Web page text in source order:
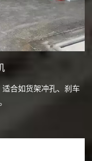
合如货架冲孔、刹车